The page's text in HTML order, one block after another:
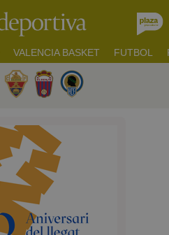
VALENCIA BASKET FUTBOL